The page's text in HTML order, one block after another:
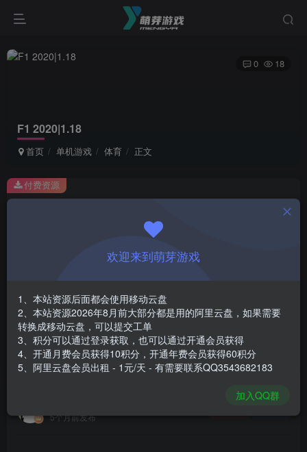
F1 2020|1.18
首页 单机游戏 体育 正文
0 18
此内容为付费资源，请付费后查看
￥1
免费
登录购买
安装包大小
游戏本体大小
45.45 GB
付费资源
5个月前发布
欢迎来到萌芽游戏
1、本站资源后面都会使用移动云盘
2、本站资源2026年8月前大部分都是用的阿里云盘，如果需要
转换成移动云盘，可以提交工单
3、积分可以通过登录获取，也可以通过开通会员获得
4、开通月费会员获得10积分，开通年费会员获得60积分
5、阿里云盘会员出租 - 1元/天 - 有需要联系QQ3543682183
加入QQ群